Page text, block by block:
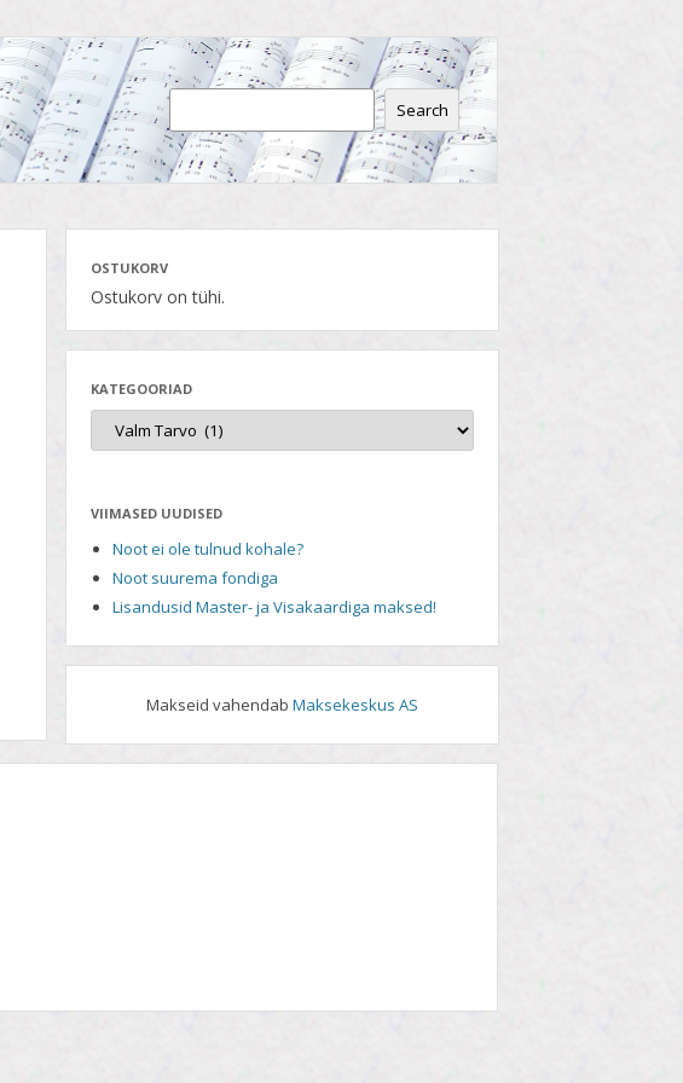
Search
OSTUKORV
Ostukorv on tühi.
KATEGOORIAD
VIIMASED UUDISED
Noot ei ole tulnud kohale?
Noot suurema fondiga
Lisandusid Master- ja Visakaardiga maksed!
Makseid vahendabMaksekeskus AS